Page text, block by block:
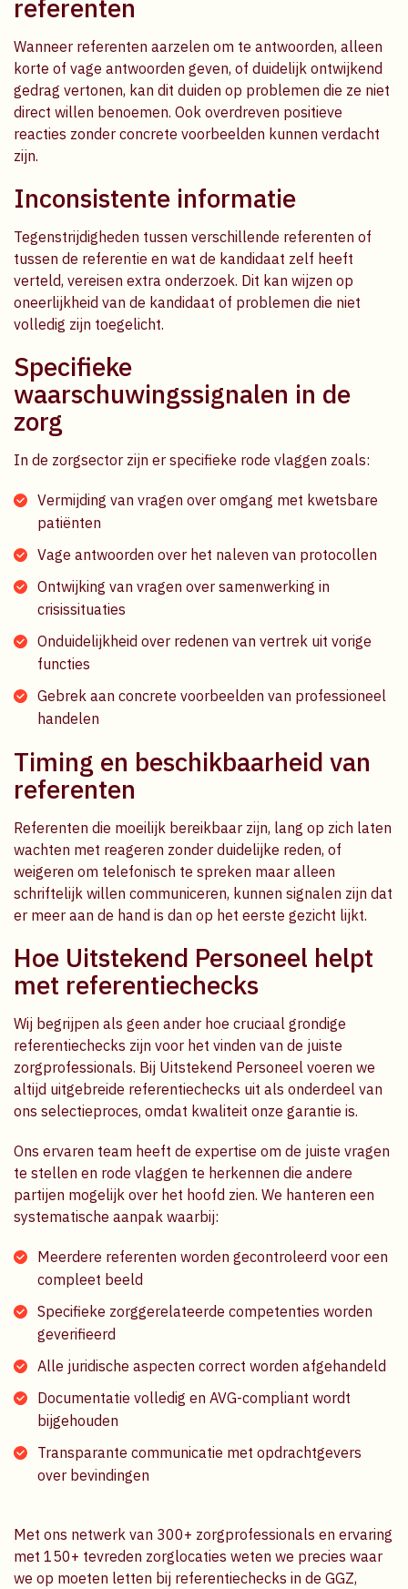
referenten
Wanneer referenten aarzelen om te antwoorden, alleen
korte of vage antwoorden geven, of duidelijk ontwijkend
gedrag vertonen, kan dit duiden op problemen die ze niet
direct willen benoemen. Ook overdreven positieve
reacties zonder concrete voorbeelden kunnen verdacht
zijn.
Inconsistente informatie
Tegenstrijdigheden tussen verschillende referenten of
tussen de referentie en wat de kandidaat zelf heeft
verteld, vereisen extra onderzoek. Dit kan wijzen op
oneerlijkheid van de kandidaat of problemen die niet
volledig zijn toegelicht.
Specifieke
waarschuwingssignalen in de
zorg
In de zorgsector zijn er specifieke rode vlaggen zoals:
Vermijding van vragen over omgang met kwetsbare
patiënten
Vage antwoorden over het naleven van protocollen
Ontwijking van vragen over samenwerking in
crisissituaties
Onduidelijkheid over redenen van vertrek uit vorige
functies
Gebrek aan concrete voorbeelden van professioneel
handelen
Timing en beschikbaarheid van
referenten
Referenten die moeilijk bereikbaar zijn, lang op zich laten
wachten met reageren zonder duidelijke reden, of
weigeren om telefonisch te spreken maar alleen
schriftelijk willen communiceren, kunnen signalen zijn dat
er meer aan de hand is dan op het eerste gezicht lijkt.
Hoe Uitstekend Personeel helpt
met referentiechecks
Wij begrijpen als geen ander hoe cruciaal grondige
referentiechecks zijn voor het vinden van de juiste
zorgprofessionals. Bij Uitstekend Personeel voeren we
altijd uitgebreide referentiechecks uit als onderdeel van
ons selectieproces, omdat kwaliteit onze garantie is.
Ons ervaren team heeft de expertise om de juiste vragen
te stellen en rode vlaggen te herkennen die andere
partijen mogelijk over het hoofd zien. We hanteren een
systematische aanpak waarbij:
Meerdere referenten worden gecontroleerd voor een
compleet beeld
Specifieke zorggerelateerde competenties worden
geverifieerd
Alle juridische aspecten correct worden afgehandeld
Documentatie volledig en AVG-compliant wordt
bijgehouden
Transparante communicatie met opdrachtgevers
over bevindingen
Met ons netwerk van 300+ zorgprofessionals en ervaring
met 150+ tevreden zorglocaties weten we precies waar
we op moeten letten bij referentiechecks in de GGZ,